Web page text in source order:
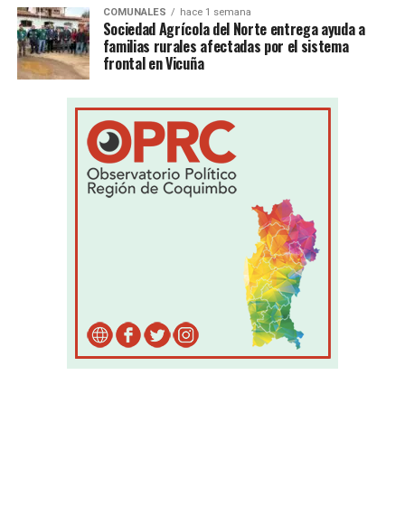
COMUNALES hace 1 semana
Sociedad Agrícola del Norte entrega ayuda a
familias rurales afectadas por el sistema
frontal en Vicuña